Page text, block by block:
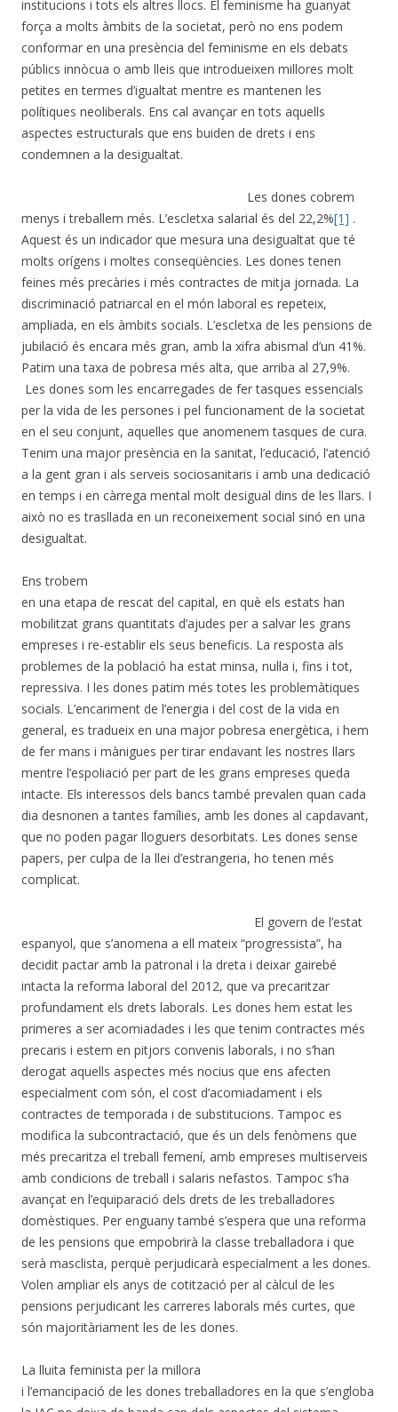
institucions i tots els altres llocs. El feminisme ha guanyat
força a molts àmbits de la societat, però no ens podem
conformar en una presència del feminisme en els debats
públics innòcua o amb lleis que introdueixen millores molt
petites en termes d’igualtat mentre es mantenen les
polítiques neoliberals. Ens cal avançar en tots aquells
aspectes estructurals que ens buiden de drets i ens
condemnen a la desigualtat.
Les dones cobrem
menys i treballem més. L’escletxa salarial és del 22,2%[1] .
Aquest és un indicador que mesura una desigualtat que té
molts orígens i moltes conseqüències. Les dones tenen
feines més precàries i més contractes de mitja jornada. La
discriminació patriarcal en el món laboral es repeteix,
ampliada, en els àmbits socials. L’escletxa de les pensions de
jubilació és encara més gran, amb la xifra abismal d’un 41%.
Patim una taxa de pobresa més alta, que arriba al 27,9%.
Les dones som les encarregades de fer tasques essencials
per la vida de les persones i pel funcionament de la societat
en el seu conjunt, aquelles que anomenem tasques de cura.
Tenim una major presència en la sanitat, l’educació, l’atenció
a la gent gran i als serveis sociosanitaris i amb una dedicació
en temps i en càrrega mental molt desigual dins de les llars. I
això no es trasllada en un reconeixement social sinó en una
desigualtat.
Ens trobem
en una etapa de rescat del capital, en què els estats han
mobilitzat grans quantitats d’ajudes per a salvar les grans
empreses i re-establir els seus beneficis. La resposta als
problemes de la població ha estat minsa, nul·la i, fins i tot,
repressiva. I les dones patim més totes les problemàtiques
socials. L’encariment de l’energia i del cost de la vida en
general, es tradueix en una major pobresa energètica, i hem
de fer mans i mànigues per tirar endavant les nostres llars
mentre l’espoliació per part de les grans empreses queda
intacte. Els interessos dels bancs també prevalen quan cada
dia desnonen a tantes famílies, amb les dones al capdavant,
que no poden pagar lloguers desorbitats. Les dones sense
papers, per culpa de la llei d’estrangeria, ho tenen més
complicat.
El govern de l’estat
espanyol, que s’anomena a ell mateix “progressista”, ha
decidit pactar amb la patronal i la dreta i deixar gairebé
intacta la reforma laboral del 2012, que va precaritzar
profundament els drets laborals. Les dones hem estat les
primeres a ser acomiadades i les que tenim contractes més
precaris i estem en pitjors convenis laborals, i no s’han
derogat aquells aspectes més nocius que ens afecten
especialment com són, el cost d’acomiadament i els
contractes de temporada i de substitucions. Tampoc es
modifica la subcontractació, que és un dels fenòmens que
més precaritza el treball femení, amb empreses multiserveis
amb condicions de treball i salaris nefastos. Tampoc s’ha
avançat en l’equiparació dels drets de les treballadores
domèstiques. Per enguany també s’espera que una reforma
de les pensions que empobrirà la classe treballadora i que
serà masclista, perquè perjudicarà especialment a les dones.
Volen ampliar els anys de cotització per al càlcul de les
pensions perjudicant les carreres laborals més curtes, que
són majoritàriament les de les dones.
La lluita feminista per la millora
i l’emancipació de les dones treballadores en la que s’engloba